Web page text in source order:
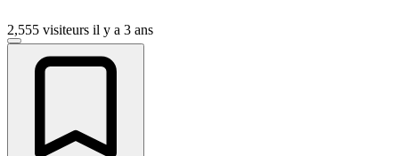
2,555 visiteurs il y a 3 ans